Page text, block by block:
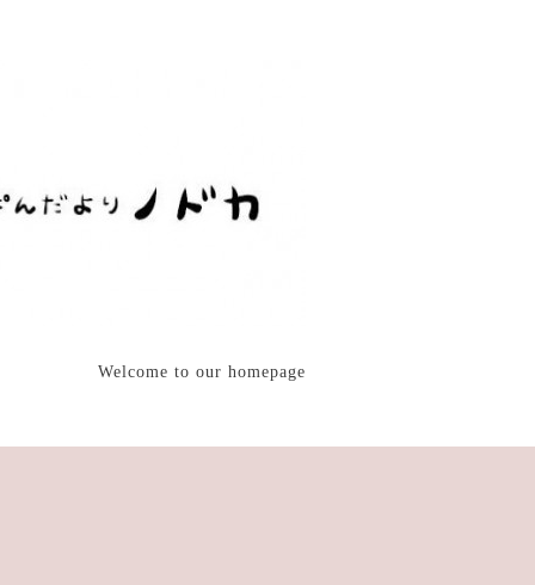
Welcome to our homepage